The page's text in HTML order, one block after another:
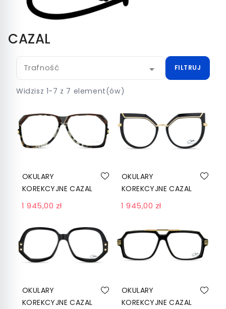
CAZAL
Trafność  FILTRUJ
Widzisz 1-7 z 7 element(ów)
OKULARY
KOREKCYJNE CAZAL
186 C002 HAVANNA-
1 945,00 zł
OKULARY
KOREKCYJNE CAZAL
5003 C001BLACK-
GOLD
1 945,00 zł
OKULARY
KOREKCYJNE CAZAL
OKULARY
KOREKCYJNE CAZAL